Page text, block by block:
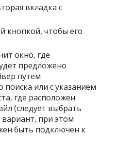
вкладка с
кнопкой, чтобы его
окно, где
предложено
путем
поиска или с указанием
где расположен
(следует выбрать
при этом
быть подключен к